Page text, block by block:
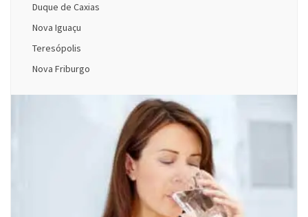
Duque de Caxias
Nova Iguaçu
Teresópolis
Nova Friburgo